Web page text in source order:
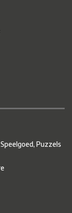
Puzzels